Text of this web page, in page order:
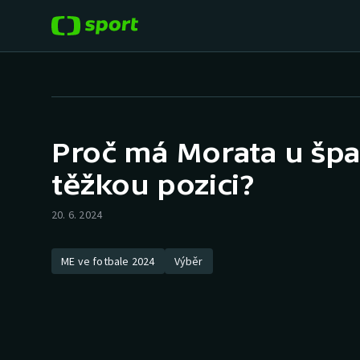
Hokej
Tenis
Cyklistika
Baseball a softbal
Proč má Morata u
těžkou pozici?
20. 6. 2024
ME ve fotbale 2024 Výběr